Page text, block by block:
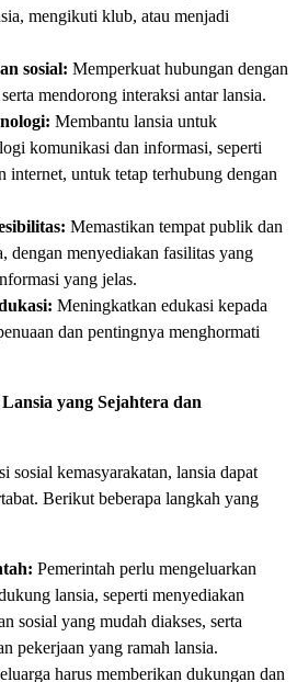
mengikuti klub, atau menjadi
sosial: Memperkuat hubungan dengan
mendorong interaksi antar lansia.
Membantu lansia untuk
komunikasi dan informasi, seperti
internet, untuk tetap terhubung dengan
Memastikan tempat publik dan
dengan menyediakan fasilitas yang
yang jelas.
Meningkatkan edukasi kepada
dan pentingnya menghormati
yang Sejahtera dan
sosial kemasyarakatan, lansia dapat
Berikut beberapa langkah yang
Pemerintah perlu mengeluarkan
lansia, seperti menyediakan
sosial yang mudah diakses, serta
pekerjaan yang ramah lansia.
harus memberikan dukungan dan